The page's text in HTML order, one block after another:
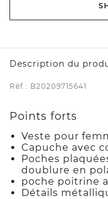
Description du
Réf.: B20209715641
Points forts
Veste pour
Capuche avec
Poches
doublure en
poche poitrine
Détails